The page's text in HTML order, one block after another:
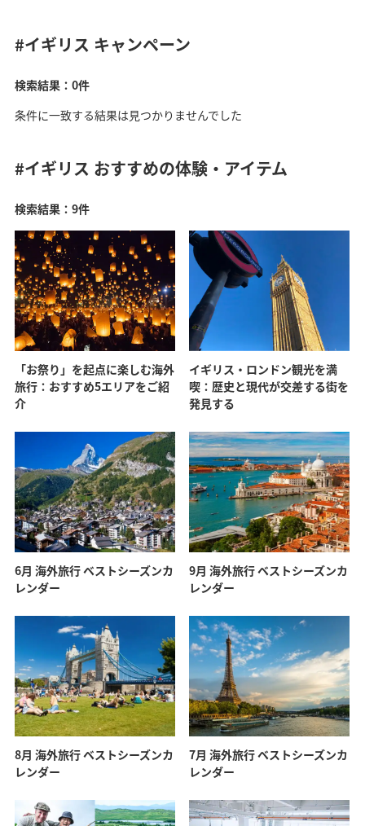
#イギリス キャンペーン
検索結果：0件
条件に一致する結果は見つかりませんでした
#イギリス おすすめの体験・アイテム
検索結果：9件
「お祭り」を起点に楽しむ海外
旅行：おすすめ5エリアをご紹
介
イギリス・ロンドン観光を満
喫：歴史と現代が交差する街を
発見する
6月 海外旅行 ベストシーズンカ
レンダー
9月 海外旅行 ベストシーズンカ
レンダー
8月 海外旅行 ベストシーズンカ
レンダー
7月 海外旅行 ベストシーズンカ
レンダー